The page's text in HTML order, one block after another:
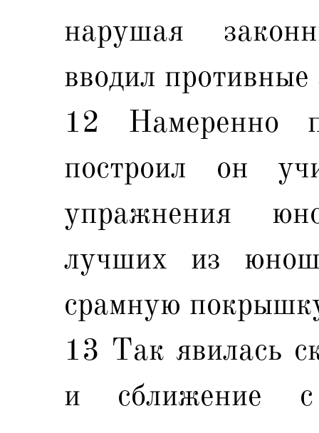
нарушая
вводил
12 Намеренно
построил он
упражнения
лучших из
срамную
13 Так явилась
и сближение с